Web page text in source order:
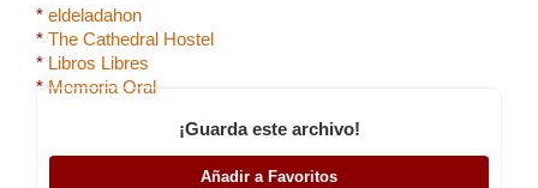
* eldeladahon
* The Cathedral Hostel
* Libros Libres
* Memoria Oral
¡Guarda este archivo!
Añadir a Favoritos